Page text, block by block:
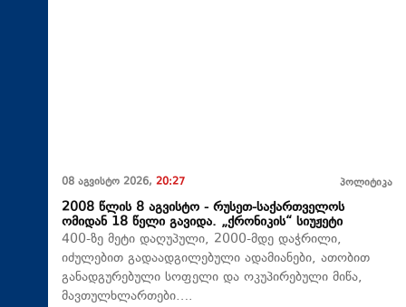
08 აგვისტო 2026, 20:27 პოლიტიკა
2008 წლის 8 აგვისტო - რუსეთ-საქართველოს
ომიდან 18 წელი გავიდა. „ქრონიკის“ სიუჟეტი
400-ზე მეტი დაღუპული, 2000-მდე დაჭრილი,
იძულებით გადაადგილებული ადამიანები, ათობით
განადგურებული სოფელი და ოკუპირებული მიწა,
მავთულხლართები….